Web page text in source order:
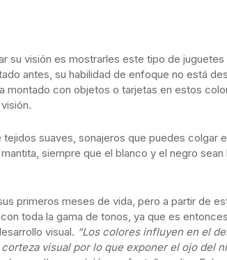
su visión es mostrarles este tipo de juguetes
antes, su habilidad de enfoque no está
montado con objetos o tarjetas en estos
suaves, sonajeros que puedes colgar
siempre que el blanco y el negro
primeros meses de vida, pero a partir de
toda la gama de tonos, ya que es
visual. “Los colores influyen en el
visual por lo que exponer el ojo del